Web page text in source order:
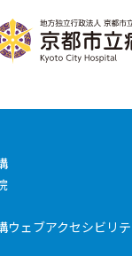
ウェブアクセシビリ